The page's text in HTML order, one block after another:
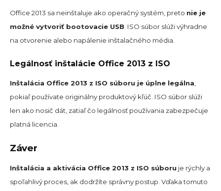
Office 2013 sa neinštaluje ako operačný systém, preto nie je
možné vytvoriť bootovacie USB . ISO súbor slúži výhradne
na otvorenie alebo napálenie inštalačného média.
Legálnosť inštalácie Office 2013 z ISO
Inštalácia Office 2013 z ISO súboru je úplne legálna
pokiaľ používate originálny produktový kľúč. ISO súbor slúži
len ako nosič dát, zatiaľ čo legálnosť používania zabezpečuje
platná licencia.
Záver
Inštalácia a aktivácia Office 2013 z ISO súboru je rýchly a
spoľahlivý proces, ak dodržíte správny postup. Vďaka tomuto